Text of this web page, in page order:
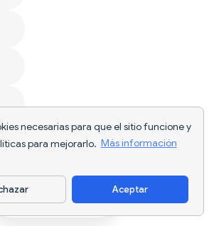
necesarias para que el sitio funcione y
para mejorarlo. Más información
Aceptar
Descargar app